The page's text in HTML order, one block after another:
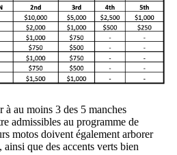
au moins 3 des 5 manches
admissibles au programme de
motos doivent également arborer
que des accents verts bien